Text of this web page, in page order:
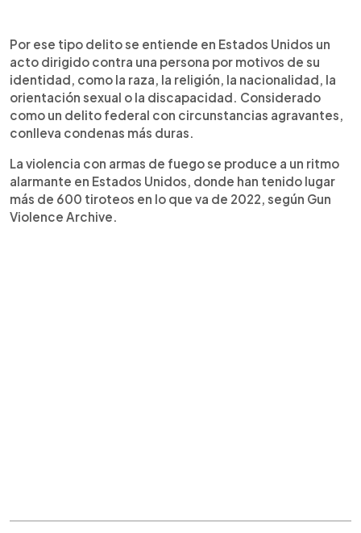
Por ese tipo delito se entiende en Estados Unidos un
acto dirigido contra una persona por motivos de su
identidad, como la raza, la religión, la nacionalidad, la
orientación sexual o la discapacidad. Considerado
como un delito federal con circunstancias agravantes,
conlleva condenas más duras.
La violencia con armas de fuego se produce a un ritmo
alarmante en Estados Unidos, donde han tenido lugar
más de 600 tiroteos en lo que va de 2022, según Gun
Violence Archive.